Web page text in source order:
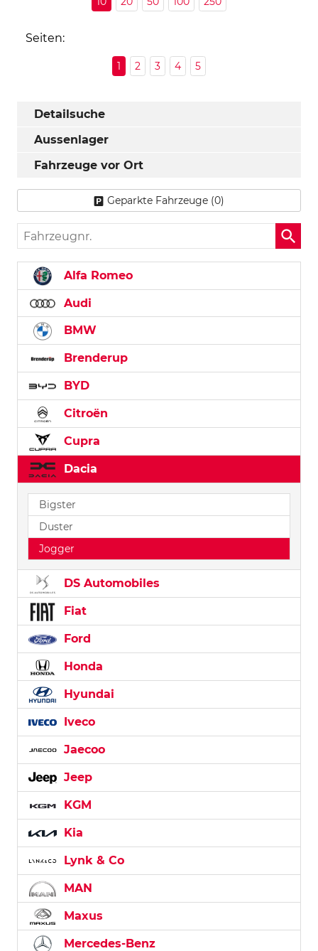
Seiten:
1 2 3 4 5
Detailsuche
Aussenlager
Fahrzeuge vor Ort
Geparkte Fahrzeuge (0)
Fahrzeugnr.
Alfa Romeo
Audi
BMW
Brenderup
BYD
Citroën
Cupra
Dacia
Bigster
Duster
Jogger
DS Automobiles
Fiat
Ford
Honda
Hyundai
Iveco
Jaecoo
Jeep
KGM
Kia
Lynk & Co
MAN
Maxus
Mercedes-Benz